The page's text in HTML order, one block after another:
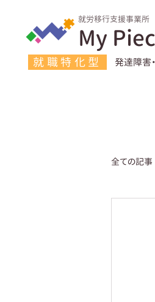
My
就労移行支援事業所
就職特化型 発達障害
全ての記事